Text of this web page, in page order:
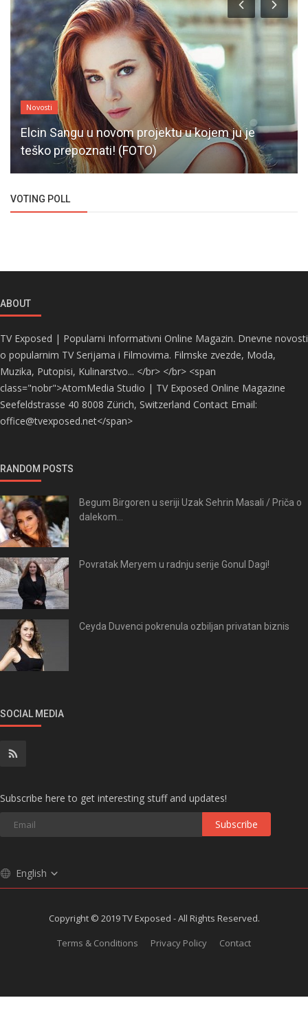
Novosti
Elcin Sangu u novom projektu u kojem ju je
teško prepoznati! (FOTO)
VOTING POLL
ABOUT
TV Exposed | Popularni Informativni Online Magazin. Dnevne novosti
o popularnim TV Serijama i Filmovima. Filmske zvezde, Moda,
Muzika, Putopisi, Kulinarstvo... </br> </br> <span
class="nobr">AtomMedia Studio | TV Exposed Online Magazine
Seefeldstrasse 40 8008 Zürich, Switzerland Contact Email:
office@tvexposed.net</span>
RANDOM POSTS
Begum Birgoren u seriji Uzak Sehrin Masali / Priča o
dalekom...
Povratak Meryem u radnju serije Gonul Dagi!
Ceyda Duvenci pokrenula ozbiljan privatan biznis
SOCIAL MEDIA
Subscribe here to get interesting stuff and updates!
Subscribe
English
Copyright © 2019 TV Exposed - All Rights Reserved.
Terms & Conditions
Privacy Policy Contact